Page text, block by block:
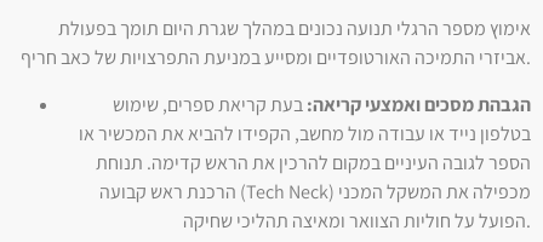
אימוץ מספר הרגלי תנועה נכונים במהלך שגרת היום תומך בפעולת
אביזרי התמיכה האורטופדיים ומסייע במניעת התפרצויות של כאב חריף.
הגבהת מסכים ואמצעי קריאה:בעת קריאת ספרים, שימוש
בטלפון נייד או עבודה מול מחשב, הקפידו להביא את המכשיר או
הספר לגובה העיניים במקום להרכין את הראש קדימה. תנוחת
הרכנת ראש קבועה (Tech Neck) מכפילה את המשקל המכני
הפועל על חוליות הצוואר ומאיצה תהליכי שחיקה.